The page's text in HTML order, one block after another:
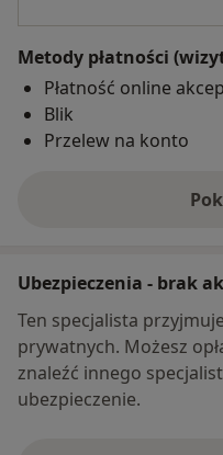
Metody płatności
Płatność online
Blik
Przelew na konto
Ubezpieczenia - brak
Ten specjalista
prywatnych. Możesz
znaleźć innego
ubezpieczenie.